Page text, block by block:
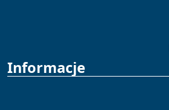
Informacje